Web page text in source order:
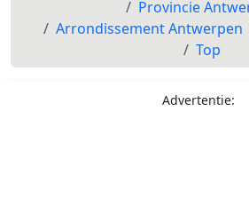
Provincie
Arrondissement Antwerpen
Top
Advertentie: